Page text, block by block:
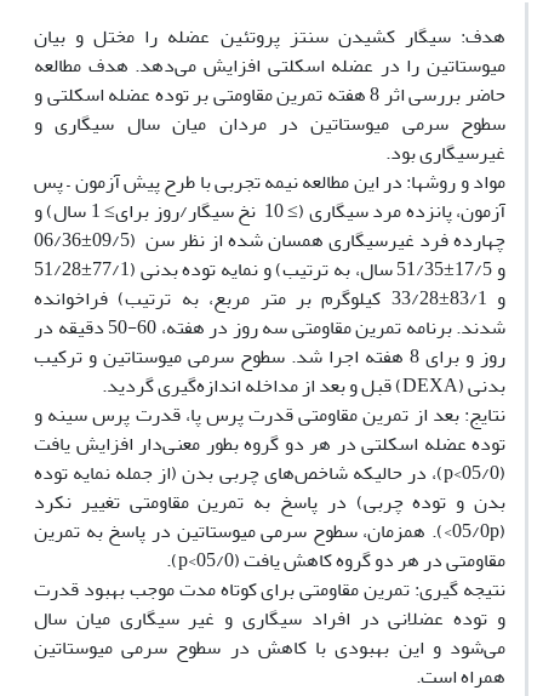
هدف: سیگار کشیدن سنتز پروتئین عضله را مختل و بیان
میوستاتین را در عضله اسکلتی افزایش می‌دهد. هدف مطالعه
حاضر بررسی اثر 8 هفته تمرین مقاومتی بر توده عضله اسکلتی و
سطوح سرمی میوستاتین در مردان میان سال سیگاری و
غیرسیگاری بود.
مواد و روش‏ها: در این مطالعه نیمه تجربی با طرح پیش آزمون – پس
آزمون، پانزده مرد سیگاری (≥ 10 نخ سیگار/روز برای≥ 1 سال) و
چهارده فرد غیرسیگاری همسان شده از نظر سن (09/5±06/36
و 17/5±51/35 سال، به ترتیب) و نمایه توده بدنی (77/1±51/28
و 83/1±33/28 کیلوگرم بر متر مربع، به ترتیب) فراخوانده
شدند. برنامه تمرین مقاومتی سه روز در هفته، 60-50 دقیقه در
روز و برای 8 هفته اجرا شد. سطوح سرمی میوستاتین و ترکیب
بدنی (DEXA) قبل و بعد از مداخله اندازه‌گیری گردید.
نتایج: بعد از تمرین مقاومتی قدرت پرس پا، قدرت پرس سینه و
توده عضله اسکلتی در هر دو گروه بطور معنی‌دار افزایش یافت
(05/0>p)، در حالیکه شاخص‌های چربی بدن (از جمله نمایه توده
بدن و توده چربی) در پاسخ به تمرین مقاومتی تغییر نکرد
(05/0p>). همزمان، سطوح سرمی میوستاتین در پاسخ به تمرین
مقاومتی در هر دو گروه کاهش یافت (05/0>p).
نتیجه گیری: تمرین مقاومتی برای کوتاه مدت موجب بهبود قدرت
و توده عضلانی در افراد سیگاری و غیر سیگاری میان سال
می‌شود و این بهبودی با کاهش در سطوح سرمی میوستاتین
همراه است.